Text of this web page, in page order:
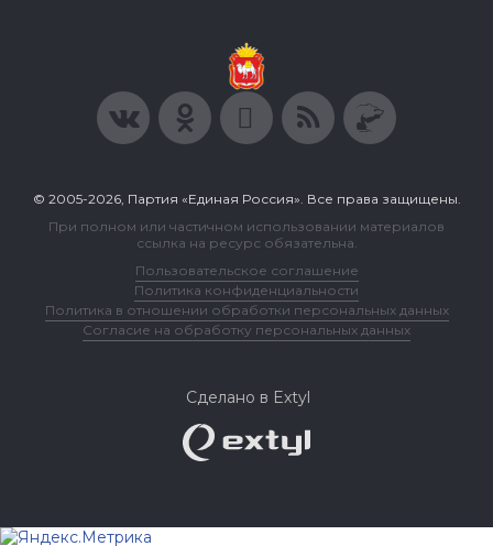
© 2005-2026, Партия «Единая Россия». Все права защищены.
При полном или частичном использовании материалов
ссылка на ресурс обязательна.
Пользовательское соглашение
Политика конфиденциальности
Политика в отношении обработки персональных данных
Согласие на обработку персональных данных
Сделано в Extyl